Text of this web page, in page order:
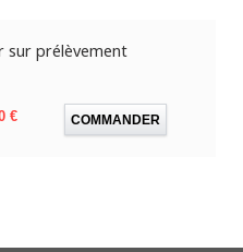
sur prélèvement
€ COMMANDER